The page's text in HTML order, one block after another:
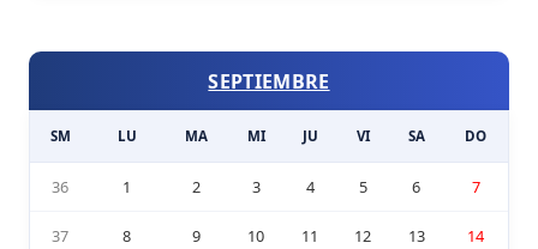
SEPTIEMBRE
SM LU MA MI JU VI SA DO
36 1 2 3 4 5 6 7
37 8 9 10 11 12 13 14